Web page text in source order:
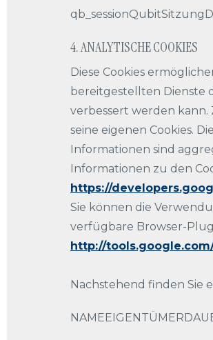
4. ANALYTISCHE COOKIES
Diese Cookies
bereitgestellten Dienste
verbessert werden kann.
seine eigenen Cookies.
Informationen sind
Informationen zu den
https://
Sie können die
verfügbare Browser-
http://
Nachstehend finden Sie